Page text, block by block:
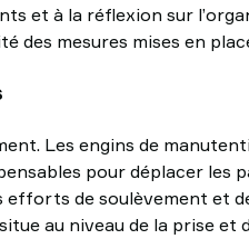
et à la réflexion sur
des mesures mises en
Les engins de
pour déplacer les
efforts de soulèvement et
au niveau de la prise et